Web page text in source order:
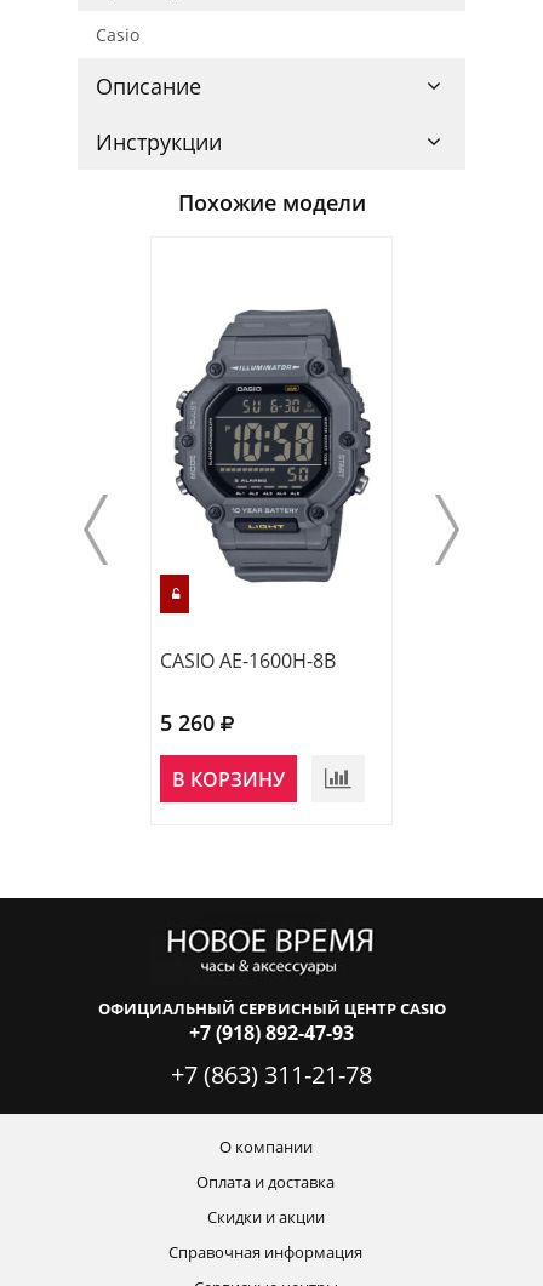
Casio
Описание
Инструкции
Похожие модели
CASIO AE-1600H-8B
5 260
В КОРЗИНУ
ОФИЦИАЛЬНЫЙ СЕРВИСНЫЙ ЦЕНТР CASIO
+7 (918) 892-47-93
+7 (863) 311-21-78
О компании
Оплата и доставка
Скидки и акции
Справочная информация